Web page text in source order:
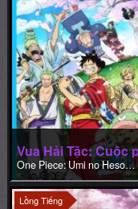
One Piece: Umi no Heso no Daibouken-hen
Lồng Tiếng